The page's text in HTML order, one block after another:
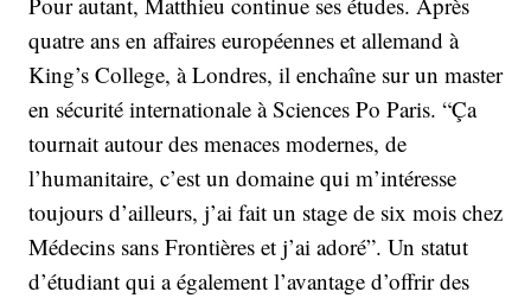
quatre ans en affaires européennes et allemand à
King’s College, à Londres, il enchaîne sur un master
en sécurité internationale à Sciences Po Paris. “Ça
tournait autour des menaces modernes, de
l’humanitaire, c’est un domaine qui m’intéresse
toujours d’ailleurs, j’ai fait un stage de six mois chez
Médecins sans Frontières et j’ai adoré”. Un statut
d’étudiant qui a également l’avantage d’offrir des